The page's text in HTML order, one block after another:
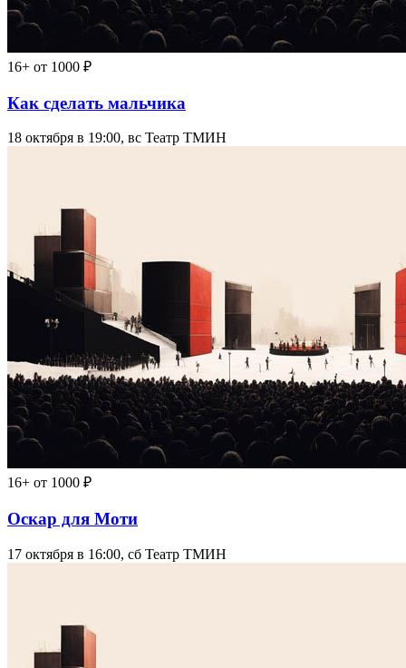
16+ от 1000 ₽
Как сделать мальчика
18 октября в 19:00, вс Театр ТМИН
16+ от 1000 ₽
Оскар для Моти
17 октября в 16:00, сб Театр ТМИН